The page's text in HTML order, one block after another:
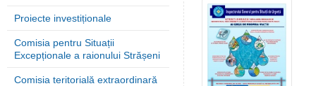
Proiecte investiționale
Comisia pentru Situații
Excepționale a raionului Strășeni
Comisia teritorială extraordinară